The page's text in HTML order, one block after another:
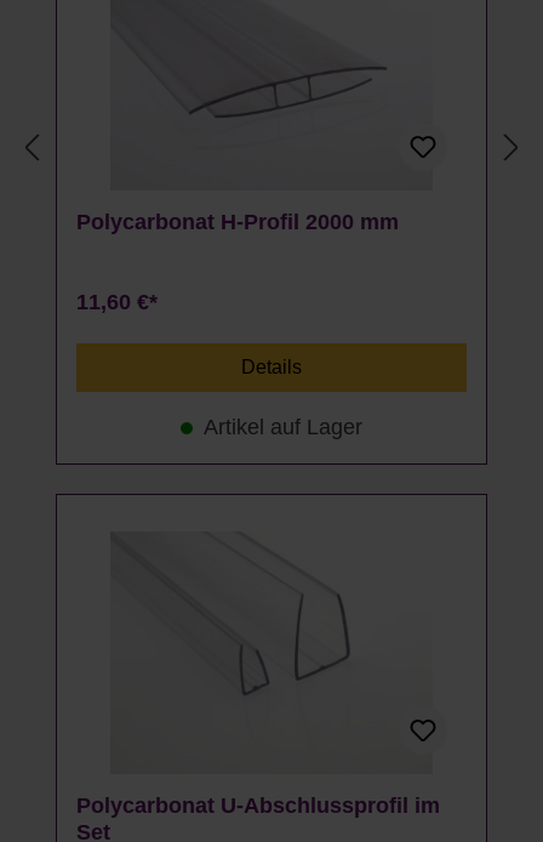
Polycarbonat H-Profil 2000 mm
11,60 €*
Details
Artikel auf Lager
Polycarbonat U-Abschlussprofil im
Set